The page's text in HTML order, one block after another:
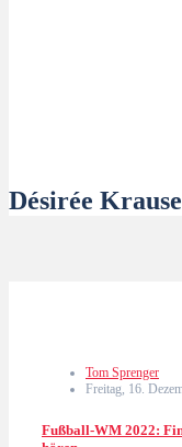
Désirée Krause
Tom Sprenger
Freitag, 16.
Fußball-WM 2022: